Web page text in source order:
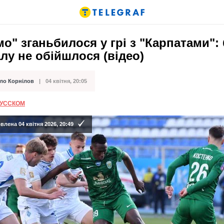
зганьбилося у грі з "Карпатами":
не обійшлося (відео)
Корнілов 04 квітня, 20:05
04 квітня 2026, 20:49